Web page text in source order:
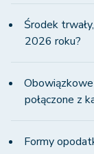
Środek
2026 roku?
połączone z
Formy